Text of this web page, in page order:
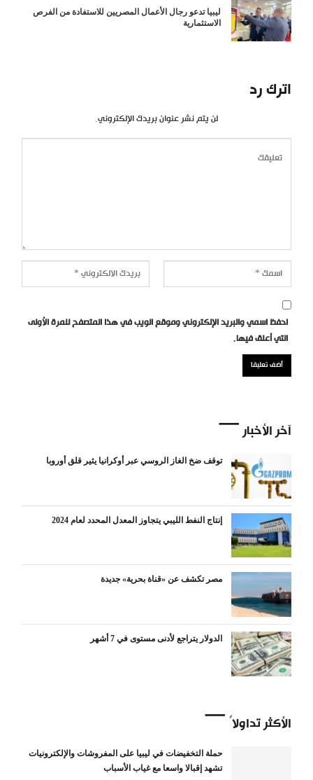
ليبيا تدعو رجال الأعمال المصريين للاستفادة من الفرص
الاستثمارية
اترك رد
لن يتم نشر عنوان بريدك الإلكتروني.
احفظ اسمي والبريد الإلكتروني وموقع الويب في هذا المتصفح للمرة الأولى
التي أعلق فيها.
آخر الأخبار
توقف ضخ الغاز الروسي عبر أوكرانيا يثير قلق أوروبا
إنتاج النفط الليبي يتجاوز المعدل المحدد لعام 2024
مصر تكشف عن «قناة بحرية» جديدة
الدولار يتراجع لأدنى مستوى في 7 أشهر
الأكثر تداولاً
حملة التخفيضات في ليبيا على المفروشات والإلكترونيات
تشهد إقبالا واسعا مع غياب الأسباب